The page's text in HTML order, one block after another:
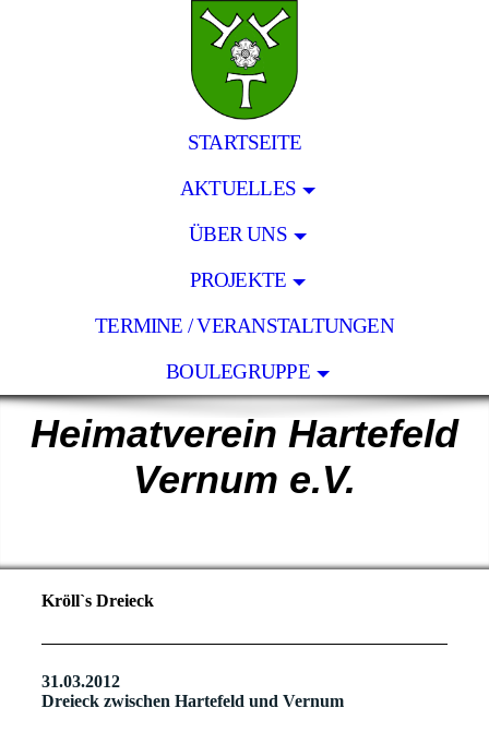
STARTSEITE
AKTUELLES
ÜBER UNS
PROJEKTE
TERMINE / VERANSTALTUNGEN
BOULEGRUPPE
Heimatverein Hartefeld
Vernum e.V.
Kröll`s Dreieck
31.03.2012
Dreieck zwischen Hartefeld und Vernum